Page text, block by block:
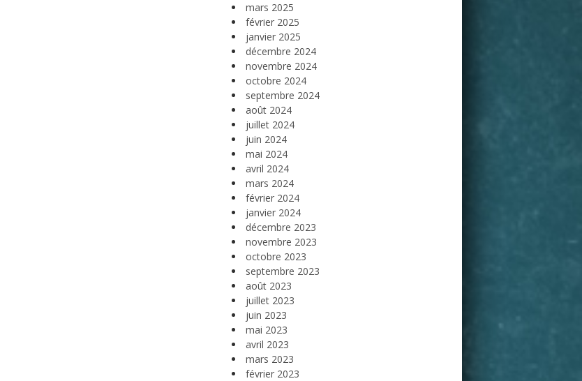
mars 2025
février 2025
janvier 2025
décembre 2024
novembre 2024
octobre 2024
septembre 2024
août 2024
juillet 2024
juin 2024
mai 2024
avril 2024
mars 2024
février 2024
janvier 2024
décembre 2023
novembre 2023
octobre 2023
septembre 2023
août 2023
juillet 2023
juin 2023
mai 2023
avril 2023
mars 2023
février 2023